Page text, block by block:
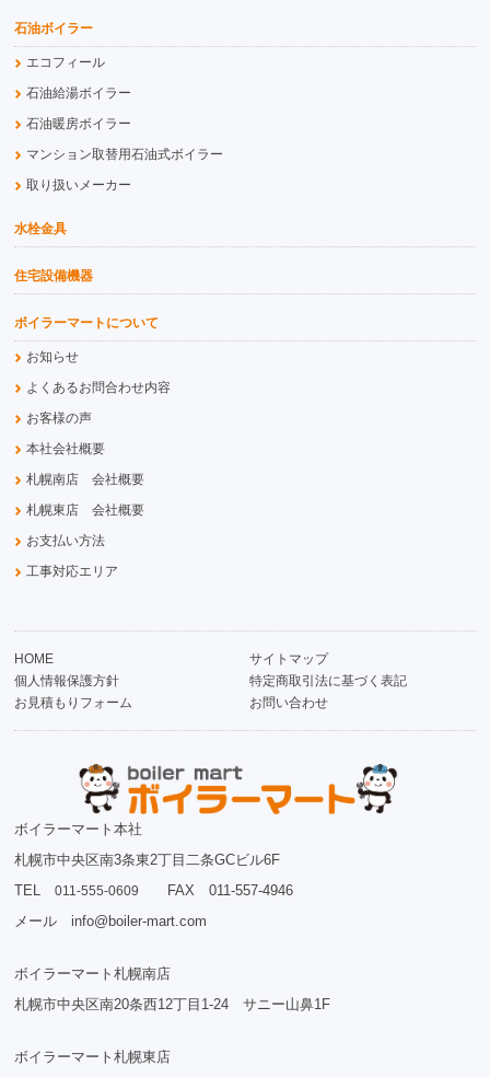
石油ボイラー
エコフィール
石油給湯ボイラー
石油暖房ボイラー
マンション取替用石油式ボイラー
取り扱いメーカー
水栓金具
住宅設備機器
ボイラーマートについて
お知らせ
よくあるお問合わせ内容
お客様の声
本社会社概要
札幌南店 会社概要
札幌東店 会社概要
お支払い方法
工事対応エリア
HOME
サイトマップ
個人情報保護方針
特定商取引法に基づく表記
お見積もりフォーム
お問い合わせ
ボイラーマート本社
札幌市中央区南3条東2丁目二条GCビル6F
TEL011-555-0609
FAX 011-557-4946
メール info@boiler-mart.com
ボイラーマート札幌南店
札幌市中央区南20条西12丁目1-24 サニー山鼻1F
ボイラーマート札幌東店